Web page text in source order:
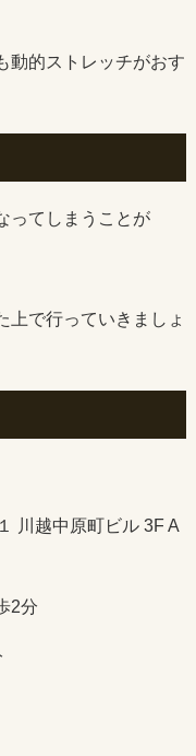
動的ストレッチがおす
ってしまうことが
上で行っていきましょ
川越中原町ビル 3F A
2分